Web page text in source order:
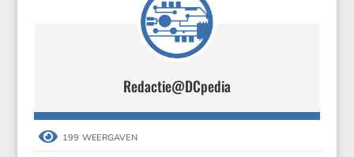
Redactie@DCpedia
 199 WEERGAVEN